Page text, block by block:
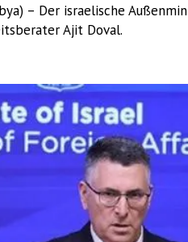
– Der israelische
Ajit Doval.